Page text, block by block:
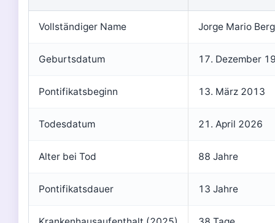
Vollständiger Name Jorge Mario
Geburtsdatum 17. Dezember
Pontifikatsbeginn 13. März 2013
Todesdatum 21. April 2026
Alter bei Tod 88 Jahre
Pontifikatsdauer 13 Jahre